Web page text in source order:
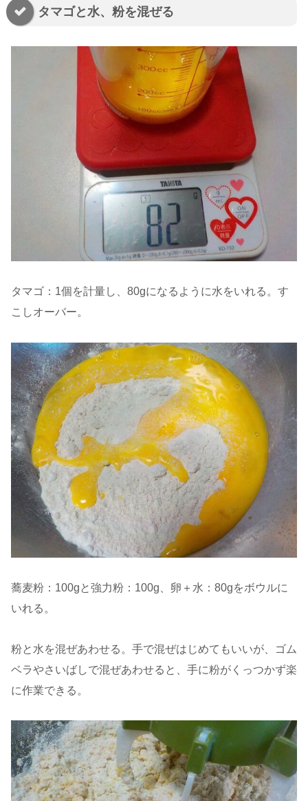
タマゴと水、粉を混ぜる
タマゴ：1個を計量し、80gになるように水をいれる。す
こしオーバー。
蕎麦粉：100gと強力粉：100g、卵＋水：80gをボウルに
いれる。
粉と水を混ぜあわせる。手で混ぜはじめてもいいが、ゴム
ベラやさいばしで混ぜあわせると、手に粉がくっつかず楽
に作業できる。